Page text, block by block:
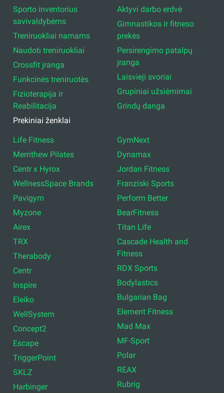
Sporto inventorius
savivaldybėms
Treniruokliai namams
Naudoti treniruokliai
Crossfit įranga
Funkcinės treniruotės
Fizioterapija ir
Reabilitacija
Aktyvi darbo erdvė
Gimnastikos ir fitneso
prekės
Persirengimo patalpų
įranga
Laisvieji svoriai
Grupiniai užsiėmimai
Grindų danga
Prekiniai ženklai
Life Fitness
Merrithew Pilates
Centr x Hyrox
WellnessSpace Brands
Pavigym
Myzone
Airex
TRX
Therabody
Centr
Inspire
Eleiko
WellSystem
Concept2
Escape
TriggerPoint
SKLZ
Harbinger
GymNext
Dynamax
Jordan Fitness
Franziski Sports
Perform Better
BearFitness
Titan Life
Cascade Health and
Fitness
RDX Sports
Bodylastics
Bulgarian Bag
Element Fitness
Mad Max
MF-Sport
Polar
REAX
Rubrig